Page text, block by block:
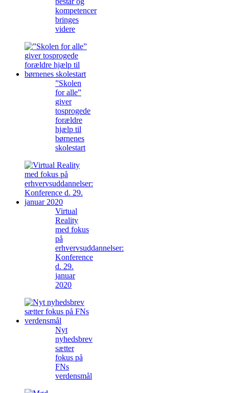
kompetencer
bringes
videre
”Skolen
for alle”
giver
tosprogede
forældre
hjælp til
børnenes
skolestart
Virtual
Reality
med fokus
på
erhvervsuddannelser:
Konference
d. 29.
januar
2020
Nyt
nyhedsbrev
sætter
fokus på
FNs
verdensmål